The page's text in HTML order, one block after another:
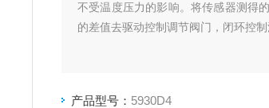
不受温度压力的影响。将传感器测得
的差值去驱动控制调节阀门，闭环控
产品型号： 5930D4